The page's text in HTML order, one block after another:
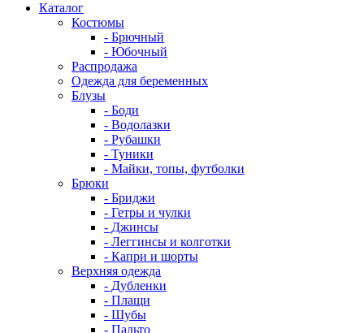
Каталог
Костюмы
- Брючный
- Юбочный
Распродажа
Одежда для беременных
Блузы
- Боди
- Водолазки
- Рубашки
- Туники
- Майки, топы, футболки
Брюки
- Бриджи
- Гетры и чулки
- Джинсы
- Леггинсы и колготки
- Капри и шорты
Верхняя одежда
- Дубленки
- Плащи
- Шубы
- Пальто